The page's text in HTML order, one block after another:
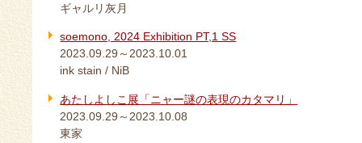
ギャルリ灰月
soemono, 2024 Exhibition PT,1 SS
2023.09.29～2023.10.01
ink stain / NiB
あたしよしこ展「ニャー謎の表現のカタマリ」
2023.09.29～2023.10.08
東家